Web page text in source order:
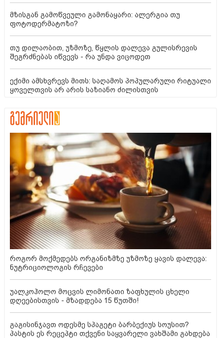
მზისგან გამოწვეული გამონაყარი: ალერგია თუ
ფოტოდერმატოზი?
თუ დილაობით, უზმოზე, წყლის დალევა გულისრევის
შეგრძნებას იწვევს - რა უნდა ვიცოდეთ
ექიმი ამსხვრევს მითს: საღამოს პოპულარული რიტუალი
ყოველთვის არ არის საზიანო ძილისთვის
როგორ მოქმედებს ორგანიზმზე უზმოზე ყავის დალევა:
ნუტრიციოლოგის რჩევები
უალკოჰოლო მოცვის ლიმონათი ზაფხულის ცხელი
დღეებისთვის - მზადდება 15 წუთში!
გაგისინჯავთ ოდესმე სპაგეტი ბარბექიუს სოუსით?
პასტის ეს რეცეპტი თქვენი საყვარელი ვახშამი გახდება